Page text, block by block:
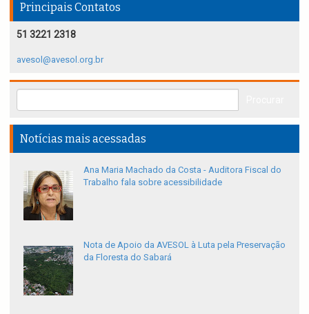
Principais Contatos
51 3221 2318
avesol@avesol.org.br
Notícias mais acessadas
Ana Maria Machado da Costa - Auditora Fiscal do
Trabalho fala sobre acessibilidade
Nota de Apoio da AVESOL à Luta pela Preservação
da Floresta do Sabará